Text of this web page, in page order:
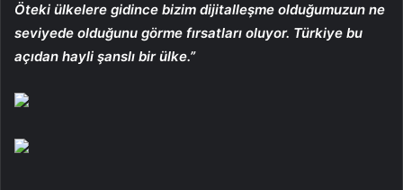
Öteki ülkelere gidince bizim dijitalleşme olduğumuzun ne
seviyede olduğunu görme fırsatları oluyor. Türkiye bu
açıdan hayli şanslı bir ülke.”